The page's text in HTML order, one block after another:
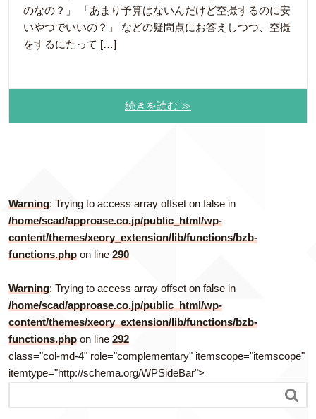
のなの？」 「あまり予算はないんだけど空撮するのに安
いやつでいいの？」 などの疑問点にお答えしつつ、空撮
をするにたって […]
続きを読む ≫
Warning: Trying to access array offset on false in
/home/scad/approase.co.jp/public_html/wp-
content/themes/xeory_extension/lib/functions/bzb-
functions.php on line 290
Warning: Trying to access array offset on false in
/home/scad/approase.co.jp/public_html/wp-
content/themes/xeory_extension/lib/functions/bzb-
functions.php on line 292
class="col-md-4" role="complementary" itemscope="itemscope"
itemtype="http://schema.org/WPSideBar">
